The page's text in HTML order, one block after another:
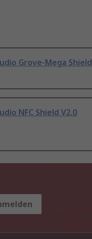
Grove-Mega Shield
NFC Shield V2.0